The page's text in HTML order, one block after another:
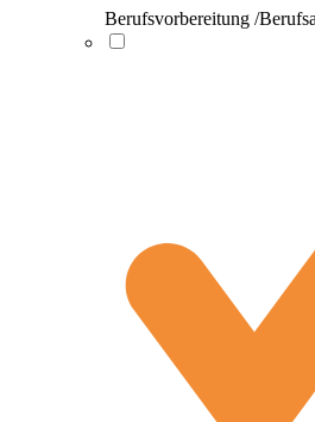
Berufsvorbereitung /